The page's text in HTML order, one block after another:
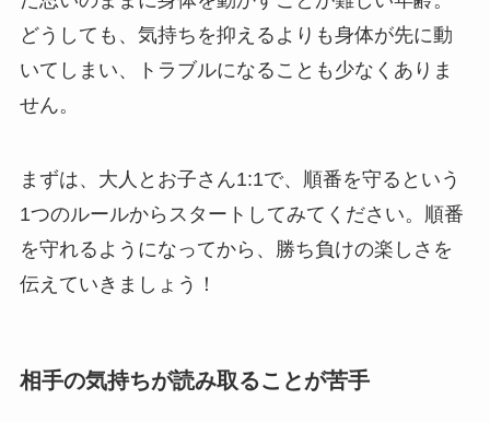
どうしても、気持ちを抑えるよりも身体が先に動
いてしまい、トラブルになることも少なくありま
せん。
まずは、大人とお子さん1:1で、順番を守るという
1つのルールからスタートしてみてください。順番
を守れるようになってから、勝ち負けの楽しさを
伝えていきましょう！
相手の気持ちが読み取ることが苦手